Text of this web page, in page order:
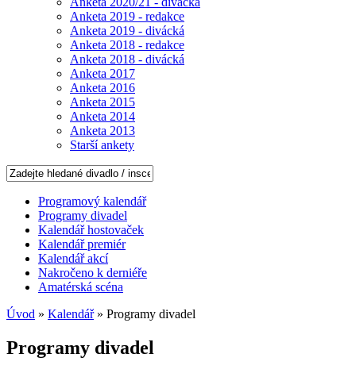
Anketa 2019 - redakce
Anketa 2019 - divácká
Anketa 2018 - redakce
Anketa 2018 - divácká
Anketa 2017
Anketa 2016
Anketa 2015
Anketa 2014
Anketa 2013
Starší ankety
Programový kalendář
Programy divadel
Kalendář hostovaček
Kalendář premiér
Kalendář akcí
Nakročeno k derniéře
Amatérská scéna
Úvod » Kalendář» Programy divadel
Programy divadel